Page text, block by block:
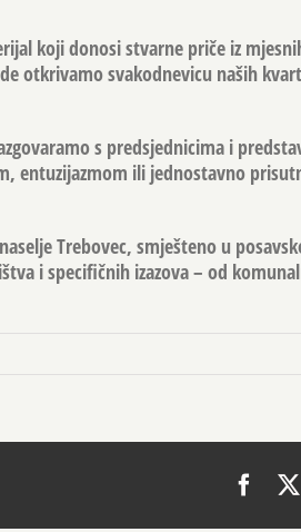
koji donosi stvarne priče iz
otkrivamo svakodnevicu naših
s predsjednicima i
entuzijazmom ili jednostavno
Trebovec, smješteno u
i specifičnih izazova – od
X